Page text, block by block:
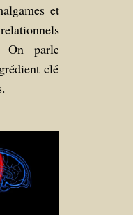
et
On parle
clé